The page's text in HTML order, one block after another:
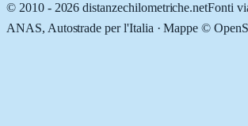
© 2010 - 2026 distanzechilometriche.netFonti
ANAS, Autostrade per l'Italia · Mappe ©